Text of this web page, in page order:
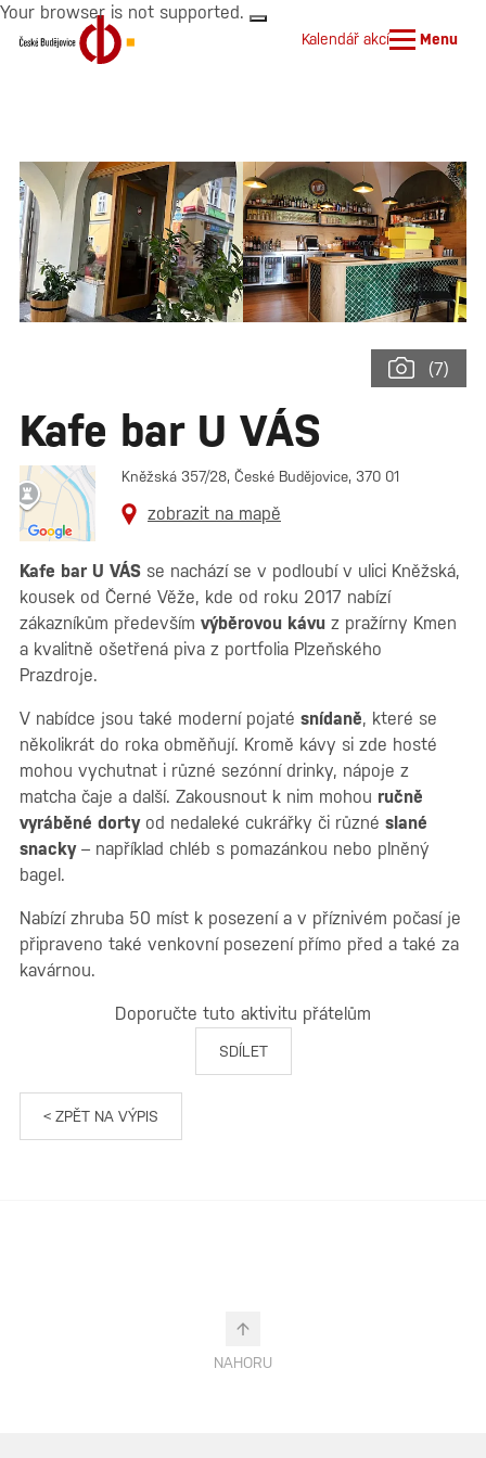
Your browser is not supported.
Kalendář akcí Menu
(7)
Kafe bar U VÁS
Kněžská 357/28, České Budějovice, 370 01
zobrazit na mapě
Kafe bar U VÁS se nachází se v podloubí v ulici Kněžská,
kousek od Černé Věže, kde od roku 2017 nabízí
zákazníkům především výběrovou kávu z pražírny Kmen
a kvalitně ošetřená piva z portfolia Plzeňského
Prazdroje.
V nabídce jsou také moderní pojaté snídaně, které se
několikrát do roka obměňují. Kromě kávy si zde hosté
mohou vychutnat i různé sezónní drinky, nápoje z
matcha čaje a další. Zakousnout k nim mohou ručně
vyráběné dortyod nedaleké cukrářky či různé slané
snacky– například chléb s pomazánkou nebo plněný
bagel.
Nabízí zhruba 50 míst k posezení a v příznivém počasí je
připraveno také venkovní posezení přímo před a také za
kavárnou.
Doporučte tuto aktivitu přátelům
SDÍLET
< ZPĚT NA VÝPIS
NAHORU